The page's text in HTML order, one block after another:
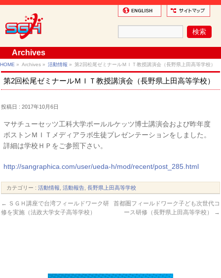
Archives
HOME » Archives » 活動情報 » 第2回松尾ゼミナールＭＩＴ教授講演会（長野県上田高等学校）
第2回松尾ゼミナールＭＩＴ教授講演会（長野県上田高等学校）
投稿日 : 2017年10月6日
マサチューセッツ工科大学ポールルケッツ博士講演会および昨年度
ボストンＭＩＴメディアラボ生徒プレゼンテーションをしました。
詳細は学校ＨＰをご参照下さい。
http://sangraphica.com/user/ueda-h/mod/recent/post_285.html
カテゴリー :活動情報 ,活動報告 ,長野県上田高等学校
← ＳＧＨ講座で台湾フィールドワーク研
修を実施（法政大学女子高等学校）
首都圏フィールドワーク子ども次世代コ
ース研修（長野県上田高等学校）
→